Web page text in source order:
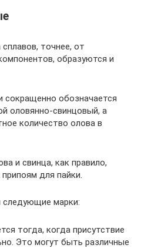
точнее, от
образуются и
сокращенно обозначается
оловянно-свинцовый, а
количество олова в
и свинца, как правило,
для пайки.
следующие марки:
тогда, когда присутствие
Это могут быть различные